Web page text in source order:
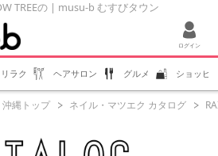
TREEの | musu-b むすびタウン
ログイン
リラク ヘアサロン グルメ ショッピ
縄トップ ネイル・マツエク カタログ